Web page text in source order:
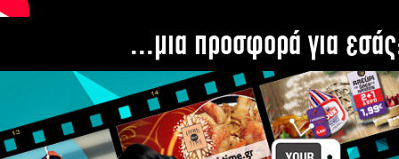
...μια προσφορά για